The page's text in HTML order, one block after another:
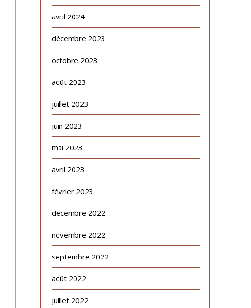
avril 2024
décembre 2023
octobre 2023
août 2023
juillet 2023
juin 2023
mai 2023
avril 2023
février 2023
décembre 2022
novembre 2022
septembre 2022
août 2022
juillet 2022